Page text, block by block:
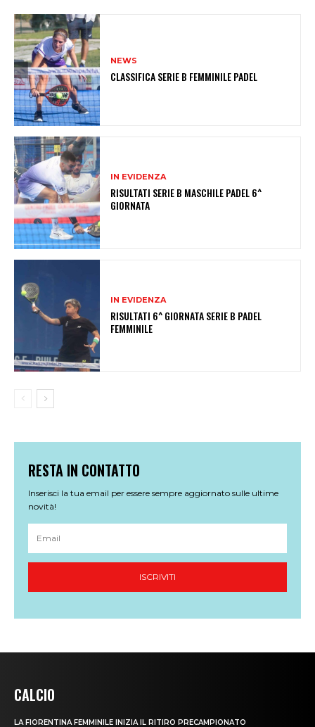
CALCIO
LA FIORENTINA FEMMINILE INIZIA IL RITIRO PRECAMPIONATO